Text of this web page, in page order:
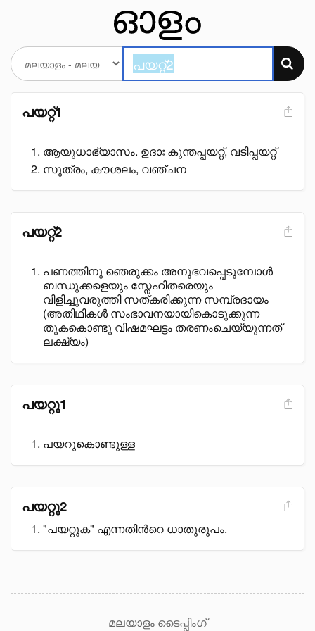
പയറ്റ്1
ആയുധാഭ്യാസം. ഉദാഃ കുന്തപ്പയറ്റ്, വടിപ്പയറ്റ്
സൂത്രം, കൗശലം, വഞ്ചന
പയറ്റ്2
പണത്തിനു ഞെരുക്കം അനുഭവപ്പെടുമ്പോൾ
ബന്ധുക്കളെയും സ്നേഹിതരെയും
വിളിച്ചുവരുത്തി സത്കരിക്കുന്ന സമ്പ്രദായം
(അതിഥികൾ സംഭാവനയായികൊടുക്കുന്ന
തുകകൊണ്ടു വിഷമഘട്ടം തരണംചെയ്യുന്നത്
ലക്ഷ്യം)
പയറ്റു1
പയറുകൊണ്ടുള്ള
പയറ്റു2
"പയറ്റുക" എന്നതിൻറെ ധാതുരൂപം.
മലയാളം ടൈപ്പിംഗ്